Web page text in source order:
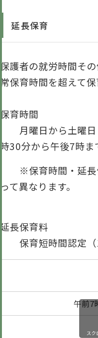
延長保育
保護者の就労時間そ
常保育時間を超えて保
保育時間
月曜日から土曜日
時30分から午後7時ま
※保育時間・延長
って異なります。
延長保育料
保育短時間認定（1
午前7
スク